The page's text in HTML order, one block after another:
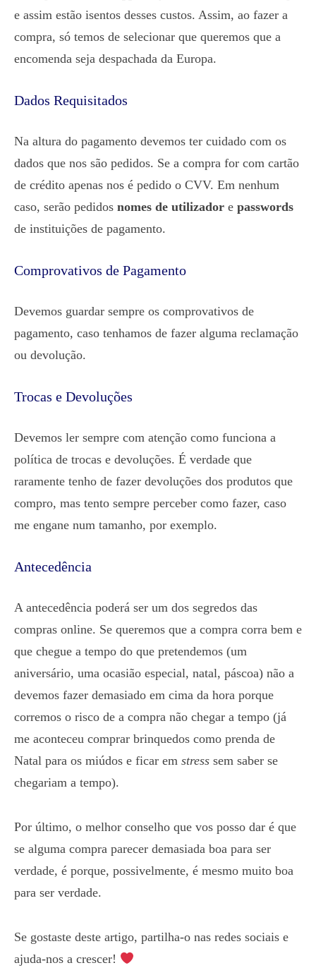
e assim estão isentos desses custos. Assim, ao fazer a
compra, só temos de selecionar que queremos que a
encomenda seja despachada da Europa.
Dados Requisitados
Na altura do pagamento devemos ter cuidado com os
dados que nos são pedidos. Se a compra for com cartão
de crédito apenas nos é pedido o CVV. Em nenhum
caso, serão pedidos nomes de utilizador e passwords
de instituições de pagamento.
Comprovativos de Pagamento
Devemos guardar sempre os comprovativos de
pagamento, caso tenhamos de fazer alguma reclamação
ou devolução.
Trocas e Devoluções
Devemos ler sempre com atenção como funciona a
política de trocas e devoluções. É verdade que
raramente tenho de fazer devoluções dos produtos que
compro, mas tento sempre perceber como fazer, caso
me engane num tamanho, por exemplo.
Antecedência
A antecedência poderá ser um dos segredos das
compras online. Se queremos que a compra corra bem e
que chegue a tempo do que pretendemos (um
aniversário, uma ocasião especial, natal, páscoa) não a
devemos fazer demasiado em cima da hora porque
corremos o risco de a compra não chegar a tempo (já
me aconteceu comprar brinquedos como prenda de
Natal para os miúdos e ficar em stress sem saber se
chegariam a tempo).
Por último, o melhor conselho que vos posso dar é que
se alguma compra parecer demasiada boa para ser
verdade, é porque, possivelmente, é mesmo muito boa
para ser verdade.
Se gostaste deste artigo, partilha-o nas redes sociais e
ajuda-nos a crescer!